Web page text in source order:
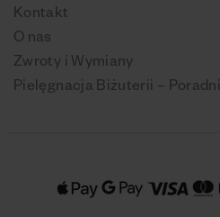
Kontakt
O nas
Zwroty i Wymiany
Pielęgnacja Biżuterii –